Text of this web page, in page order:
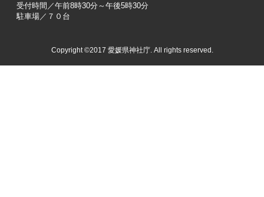
受付時間／午前8時30分～午後5時30分
駐車場／７０台
Copyright ©2017 愛媛県神社庁. All rights reserved.